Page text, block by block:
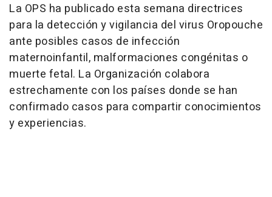
La OPS ha publicado esta semana directrices
para la detección y vigilancia del virus Oropouche
ante posibles casos de infección
maternoinfantil, malformaciones congénitas o
muerte fetal. La Organización colabora
estrechamente con los países donde se han
confirmado casos para compartir conocimientos
y experiencias.